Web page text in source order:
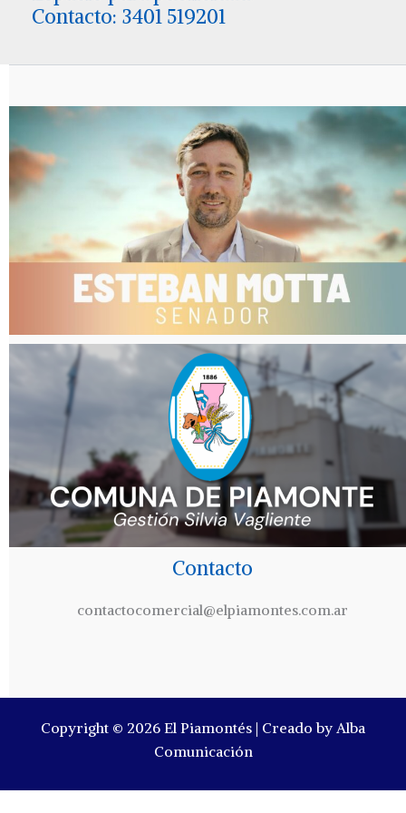
Contacto: 3401 519201
Contacto
contactocomercial@elpiamontes.com.ar
Copyright © 2026 El Piamontés | Creado by Alba
Comunicación